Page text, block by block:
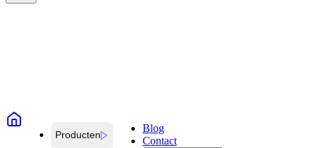
Producten
Blog
Contact